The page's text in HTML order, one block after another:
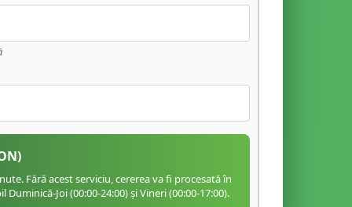
Fără acest serviciu, cererea va fi procesată în
Joi (00:00-24:00) și Vineri (00:00-17:00).